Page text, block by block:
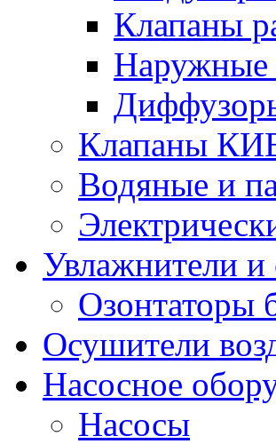
Клапаны
Наружные
Клапаны
Водяные и
Увлажнители и
Озонтаторы
Осушители
Насосное
Насосы